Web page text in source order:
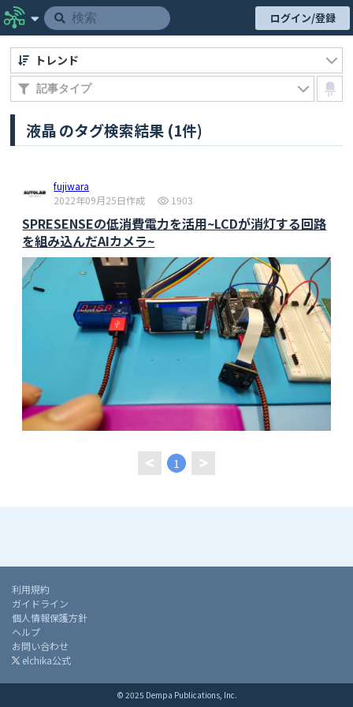
ログイン/登録
液晶 のタグ検索結果 (1件)
トレンド
fujiwara
2022年09月25日作成
1903
SPRESENSEの低消費電力を活用~LCDが消灯する回路
を組み込んだAIカメラ~
1
利用規約
ガイドライン
個人情報保護方針
ヘルプ
お問い合わせ
elchika公式
© 2025 Dempa Publications, Inc.